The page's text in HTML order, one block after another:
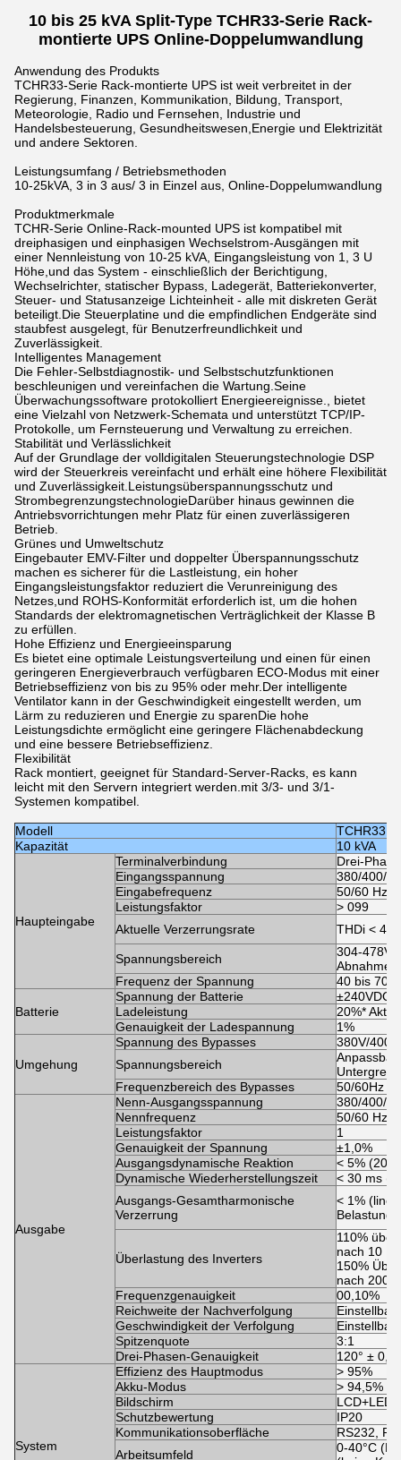
10 bis 25 kVA Split-Type TCHR33-Serie Rack-
montierte UPS Online-Doppelumwandlung
Anwendung des Produkts
TCHR33-Serie Rack-montierte UPS ist weit verbreitet in der
Regierung, Finanzen, Kommunikation, Bildung, Transport,
Meteorologie, Radio und Fernsehen, Industrie und
Handelsbesteuerung, Gesundheitswesen,Energie und Elektrizität
und andere Sektoren.
Leistungsumfang / Betriebsmethoden
10-25kVA, 3 in 3 aus/ 3 in Einzel aus, Online-Doppelumwandlung
Produktmerkmale
TCHR-Serie Online-Rack-mounted UPS ist kompatibel mit
dreiphasigen und einphasigen Wechselstrom-Ausgängen mit
einer Nennleistung von 10-25 kVA, Eingangsleistung von 1, 3 U
Höhe,und das System - einschließlich der Berichtigung,
Wechselrichter, statischer Bypass, Ladegerät, Batteriekonverter,
Steuer- und Statusanzeige Lichteinheit - alle mit diskreten Gerät
beteiligt.Die Steuerplatine und die empfindlichen Endgeräte sind
staubfest ausgelegt, für Benutzerfreundlichkeit und
Zuverlässigkeit.
Intelligentes Management
Die Fehler-Selbstdiagnostik- und Selbstschutzfunktionen
beschleunigen und vereinfachen die Wartung.Seine
Überwachungssoftware protokolliert Energieereignisse., bietet
eine Vielzahl von Netzwerk-Schemata und unterstützt TCP/IP-
Protokolle, um Fernsteuerung und Verwaltung zu erreichen.
Stabilität und Verlässlichkeit
Auf der Grundlage der volldigitalen Steuerungstechnologie DSP
wird der Steuerkreis vereinfacht und erhält eine höhere Flexibilität
und Zuverlässigkeit.Leistungsüberspannungsschutz und
StrombegrenzungstechnologieDarüber hinaus gewinnen die
Antriebsvorrichtungen mehr Platz für einen zuverlässigeren
Betrieb.
Grünes und Umweltschutz
Eingebauter EMV-Filter und doppelter Überspannungsschutz
machen es sicherer für die Lastleistung, ein hoher
Eingangsleistungsfaktor reduziert die Verunreinigung des
Netzes,und ROHS-Konformität erforderlich ist, um die hohen
Standards der elektromagnetischen Verträglichkeit der Klasse B
zu erfüllen.
Hohe Effizienz und Energieeinsparung
Es bietet eine optimale Leistungsverteilung und einen für einen
geringeren Energieverbrauch verfügbaren ECO-Modus mit einer
Betriebseffizienz von bis zu 95% oder mehr.Der intelligente
Ventilator kann in der Geschwindigkeit eingestellt werden, um
Lärm zu reduzieren und Energie zu sparenDie hohe
Leistungsdichte ermöglicht eine geringere Flächenabdeckung
und eine bessere Betriebseffizienz.
Flexibilität
Rack montiert, geeignet für Standard-Server-Racks, es kann
leicht mit den Servern integriert werden.mit 3/3- und 3/1-
Systemen kompatibel.
Modell
Kapazität
10 kVA
Haupteingabe
Terminalverbindung
Drei-
Eingangsspannung
380/400/
Eingabefrequenz
50/60 Hz
Leistungsfaktor
> 099
Aktuelle Verzerrungsrate
THDi <
Spannungsbereich
304-
Abnahme
Frequenz der Spannung
40 bis 70
Batterie
Spannung der Batterie
±240VDC
Ladeleistung
20%*
Genauigkeit der Ladespannung
1%
Umgehung
Spannung des Bypasses
380V/
Spannungsbereich
Frequenzbereich des Bypasses
50/60Hz
Ausgabe
Nenn-Ausgangsspannung
380/400/
Nennfrequenz
50/60 Hz
Leistungsfaktor
1
Genauigkeit der Spannung
±1,0%
Ausgangsdynamische Reaktion
< 5%
Dynamische Wiederherstellungszeit
< 30 ms
Ausgangs-Gesamtharmonische
Verzerrung
< 1%
Belastung)
Überlastung des Inverters
110%
nach 10
150%
nach 200
Frequenzgenauigkeit
00,10%
Reichweite der Nachverfolgung
Geschwindigkeit der Verfolgung
Spitzenquote
3:1
Drei-Phasen-Genauigkeit
120° ± 0,5°
System
Effizienz des Hauptmodus
> 95%
Akku-Modus
> 94,5%
Bildschirm
Schutzbewertung
IP20
Kommunikationsoberfläche
RS232,
Arbeitsumfeld
0-40°C